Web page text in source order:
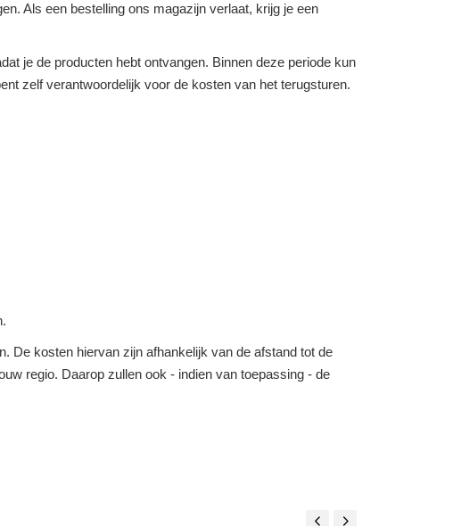
Als een bestelling ons magazijn verlaat, krijg je een
je de producten hebt ontvangen. Binnen deze periode kun
zelf verantwoordelijk voor de kosten van het terugsturen.
De kosten hiervan zijn afhankelijk van de afstand tot de
regio. Daarop zullen ook - indien van toepassing - de